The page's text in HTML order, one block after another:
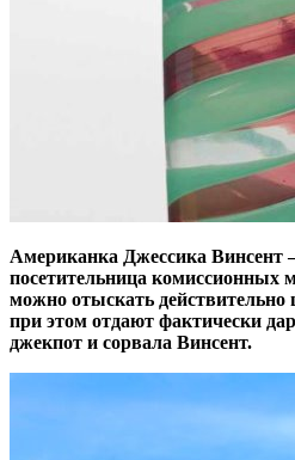
Американка Джессика Винсент
посетительница комиссионных
можно отыскать
при этом отдают фактически
джекпот и сорвала Винсент.